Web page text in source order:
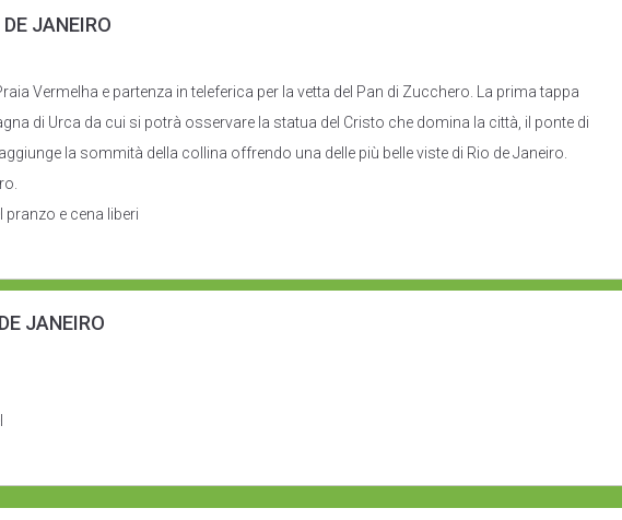
JANEIRO
Vermelha e partenza in teleferica per la vetta del Pan di Zucchero. La prima tappa
di Urca da cui si potrà osservare la statua del Cristo che domina la città, il ponte di
la sommità della collina offrendo una delle più belle viste di Rio de Janeiro.
e cena liberi
JANEIRO